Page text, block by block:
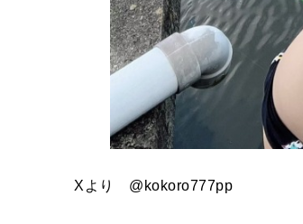
Xより @kokoro777pp